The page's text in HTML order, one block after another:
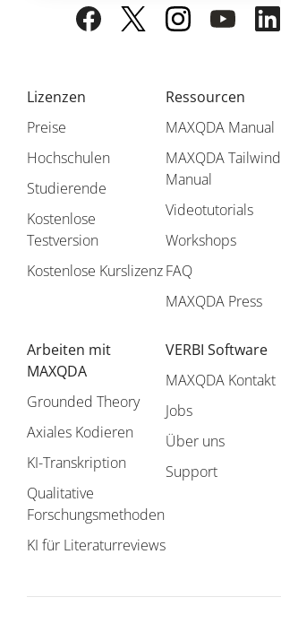
Lizenzen
Preise
Hochschulen
Studierende
Kostenlose
Testversion
Kostenlose Kurslizenz
Ressourcen
MAXQDA Manual
MAXQDA Tailwind
Manual
Videotutorials
Workshops
FAQ
MAXQDA Press
Arbeiten mit
MAXQDA
Grounded Theory
Axiales Kodieren
KI-Transkription
Qualitative
Forschungsmethoden
KI für Literaturreviews
VERBI Software
MAXQDA Kontakt
Jobs
Über uns
Support